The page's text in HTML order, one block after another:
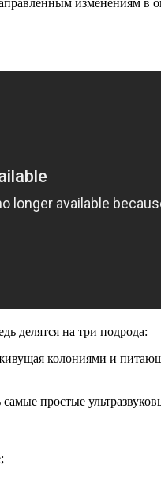
делятся на три подрода:
колониями и
простые